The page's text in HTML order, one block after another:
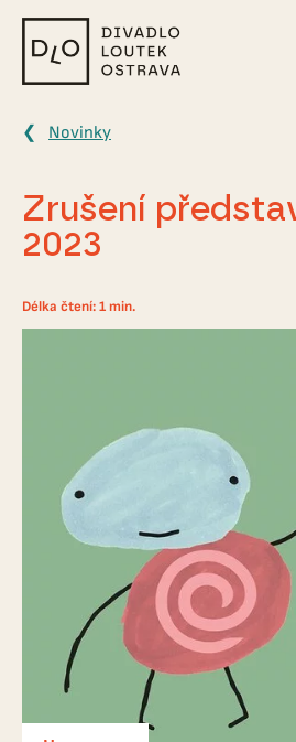
Divadlo
loutek
Novinky
Zrušení
2023
Délka čtení: 1 min.